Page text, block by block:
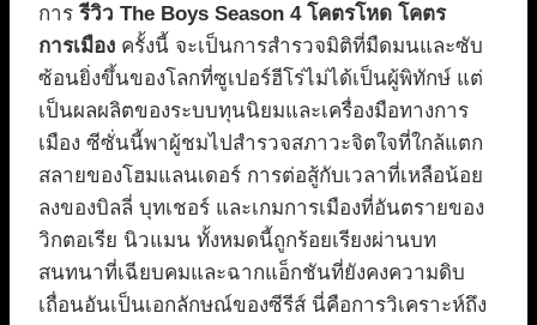
การรีวิว The Boys Season 4 โคตรโหด โคตร
การเมือง ครั้งนี้ จะเป็นการสำรวจมิติที่มืดมนและซับ
ซ้อนยิ่งขึ้นของโลกที่ซูเปอร์ฮีโร่ไม่ได้เป็นผู้พิทักษ์ แต่
เป็นผลผลิตของระบบทุนนิยมและเครื่องมือทางการ
เมือง ซีซั่นนี้พาผู้ชมไปสำรวจสภาวะจิตใจที่ใกล้แตก
สลายของโฮมแลนเดอร์ การต่อสู้กับเวลาที่เหลือน้อย
ลงของบิลลี่ บุทเชอร์ และเกมการเมืองที่อันตรายของ
วิกตอเรีย นิวแมน ทั้งหมดนี้ถูกร้อยเรียงผ่านบท
สนทนาที่เฉียบคมและฉากแอ็กชันที่ยังคงความดิบ
เถื่อนอันเป็นเอกลักษณ์ของซีรีส์ นี่คือการวิเคราะห์ถึง